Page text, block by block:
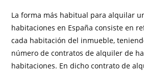
La forma más habitual para alquilar
habitaciones en España consiste en
cada habitación del inmueble,
número de contratos de alquiler de
habitaciones. En dicho contrato de